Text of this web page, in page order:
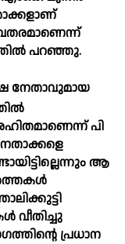
പറഞ്ഞു.
നേതാവുമായ
പി
ആ
വീതിച്ചു
പ്രധാന